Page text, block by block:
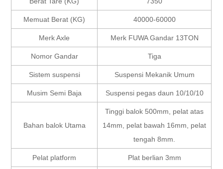
Memuat Berat (KG) 40000-60000
Merk Axle Merk FUWA Gandar 13TON
Nomor Gandar Tiga
Sistem suspensi Suspensi Mekanik Umum
Musim Semi Baja Suspensi pegas daun 10/10/10
Bahan balok Utama
Tinggi balok 500mm, pelat atas
14mm, pelat bawah 16mm, pelat
tengah 8mm.
Pelat platform Plat berlian 3mm